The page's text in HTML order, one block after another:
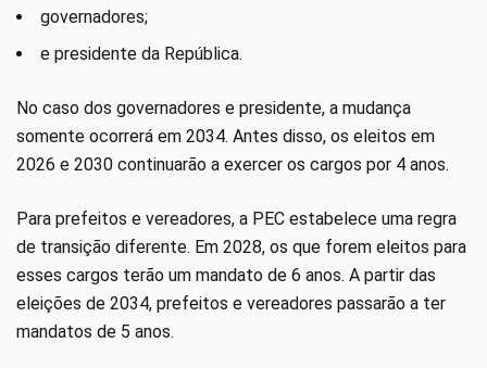
governadores;
e presidente da República.
No caso dos governadores e presidente, a mudança
somente ocorrerá em 2034. Antes disso, os eleitos em
2026 e 2030 continuarão a exercer os cargos por 4 anos.
Para prefeitos e vereadores, a PEC estabelece uma regra
de transição diferente. Em 2028, os que forem eleitos para
esses cargos terão um mandato de 6 anos. A partir das
eleições de 2034, prefeitos e vereadores passarão a ter
mandatos de 5 anos.